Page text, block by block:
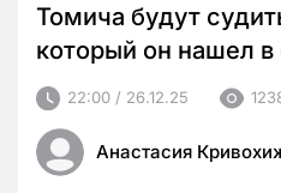
Томича будут
который он нашел
22:00 / 26.12.25
Анастасия